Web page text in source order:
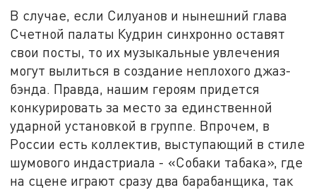
В случае, если Силуанов и нынешний глава
Счетной палаты Кудрин синхронно оставят
свои посты, то их музыкальные увлечения
могут вылиться в создание неплохого джаз-
бэнда. Правда, нашим героям придется
конкурировать за место за единственной
ударной установкой в группе. Впрочем, в
России есть коллектив, выступающий в стиле
шумового индастриала - «Собаки табака», где
на сцене играют сразу два барабанщика, так